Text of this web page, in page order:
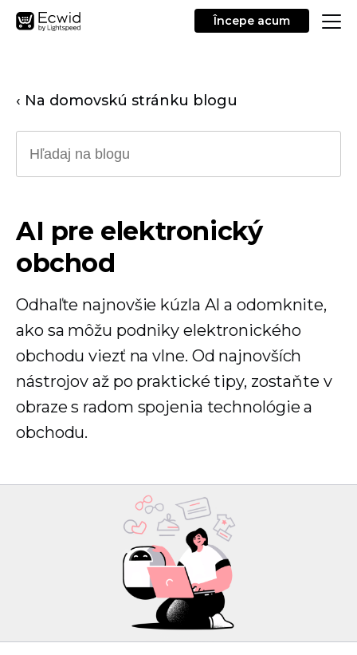
Începe acum
‹ Na domovskú stránku blogu
AI pre elektronický
obchod
Odhaľte najnovšie kúzla AI a odomknite,
ako sa môžu podniky elektronického
obchodu viezť na vlne. Od najnovších
nástrojov až po praktické tipy, zostaňte v
obraze s radom spojenia technológie a
obchodu.